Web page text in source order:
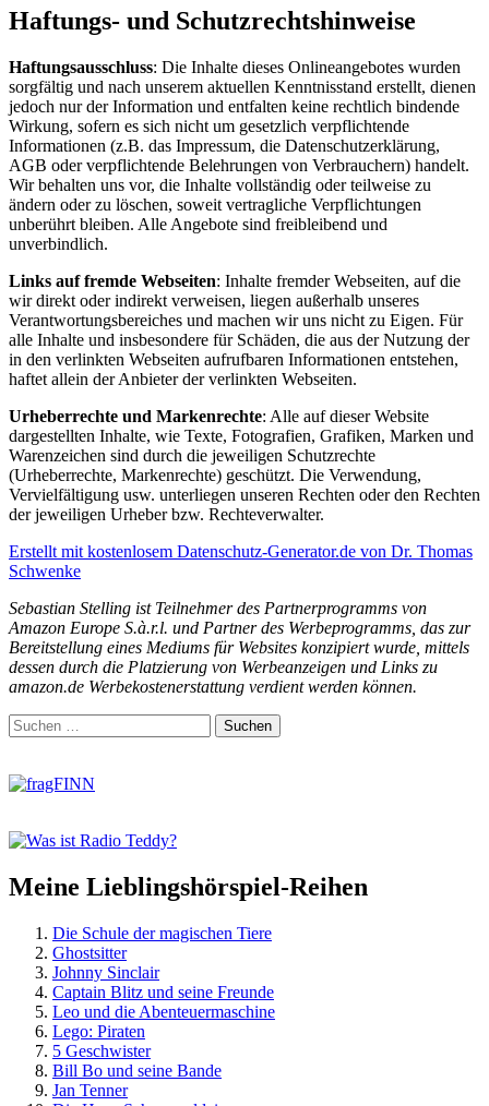
Haftungs- und Schutzrechtshinweise
Haftungsausschluss: Die Inhalte dieses Onlineangebotes wurden
sorgfältig und nach unserem aktuellen Kenntnisstand erstellt, dienen
jedoch nur der Information und entfalten keine rechtlich bindende
Wirkung, sofern es sich nicht um gesetzlich verpflichtende
Informationen (z.B. das Impressum, die Datenschutzerklärung,
AGB oder verpflichtende Belehrungen von Verbrauchern) handelt.
Wir behalten uns vor, die Inhalte vollständig oder teilweise zu
ändern oder zu löschen, soweit vertragliche Verpflichtungen
unberührt bleiben. Alle Angebote sind freibleibend und
unverbindlich.
Links auf fremde Webseiten: Inhalte fremder Webseiten, auf die
wir direkt oder indirekt verweisen, liegen außerhalb unseres
Verantwortungsbereiches und machen wir uns nicht zu Eigen. Für
alle Inhalte und insbesondere für Schäden, die aus der Nutzung der
in den verlinkten Webseiten aufrufbaren Informationen entstehen,
haftet allein der Anbieter der verlinkten Webseiten.
Urheberrechte und Markenrechte: Alle auf dieser Website
dargestellten Inhalte, wie Texte, Fotografien, Grafiken, Marken und
Warenzeichen sind durch die jeweiligen Schutzrechte
(Urheberrechte, Markenrechte) geschützt. Die Verwendung,
Vervielfältigung usw. unterliegen unseren Rechten oder den Rechten
der jeweiligen Urheber bzw. Rechteverwalter.
Erstellt mit kostenlosem Datenschutz-Generator.de von Dr. Thomas
Schwenke
Sebastian Stelling ist Teilnehmer des Partnerprogramms von
Amazon Europe S.à.r.l. und Partner des Werbeprogramms, das zur
Bereitstellung eines Mediums für Websites konzipiert wurde, mittels
dessen durch die Platzierung von Werbeanzeigen und Links zu
amazon.de Werbekostenerstattung verdient werden können.
Zum
Footer
Suchen
nach:
Meine Lieblingshörspiel-Reihen
Die Schule der magischen Tiere
Ghostsitter
Johnny Sinclair
Captain Blitz und seine Freunde
Leo und die Abenteuermaschine
Lego: Piraten
5 Geschwister
Bill Bo und seine Bande
Jan Tenner